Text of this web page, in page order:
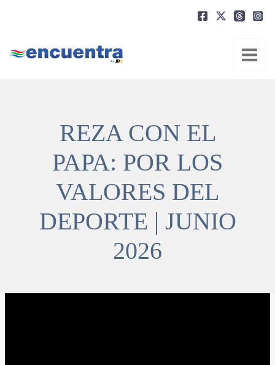
REZA CON EL
PAPA: POR LOS
VALORES DEL
DEPORTE | JUNIO
2026